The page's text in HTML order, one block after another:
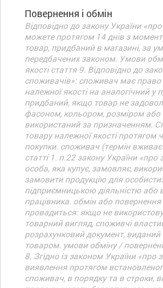
Повернення і обмін
Відповідно до закону України
можете протягом 14 днів з
товар, придбаний в магазині, за
передбачених законом. Умови
якості стаття 9. Відповідно до
споживачів»: споживач має
належної якості на аналогічний у
придбаний, якщо товар не
фасоном, кольором, розміром
використаний за призначенням.
товару належної якості
покупки. споживач (термін
статті 1. п.22 закону України
особа, яка купує, замовляє,
замовити продукцію для
підприємницькою діяльністю або
працівника. обмін або повернення
провадиться: якщо не
товарний вигляд, споживчі
розрахунковий документ,
товаром. умови обміну /
8. Згідно із законом України «про
виявлення протягом
споживач, в порядку та в строки,